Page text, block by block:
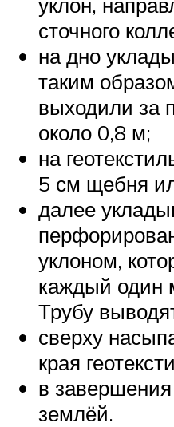
сточного
на дно
таким
выходили за
около 0,8 м;
на
5 см щебня
далее
уклоном,
каждый один
Трубу
сверху
края
в
землёй.